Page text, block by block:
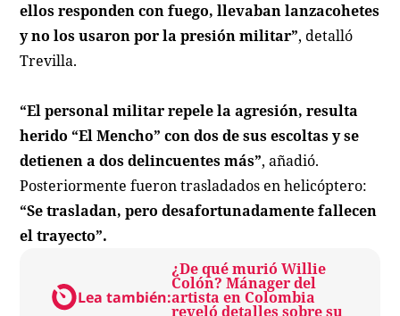
ellos responden con fuego, llevaban lanzacohetes
y no los usaron por la presión militar”, detalló
Trevilla.
“El personal militar repele la agresión, resulta
herido “El Mencho” con dos de sus escoltas y se
detienen a dos delincuentes más”, añadió.
Posteriormente fueron trasladados en helicóptero:
“Se trasladan, pero desafortunadamente fallecen
el trayecto”.
Lea también:
¿De qué murió Willie
Colón? Mánager del
artista en Colombia
reveló detalles sobre su